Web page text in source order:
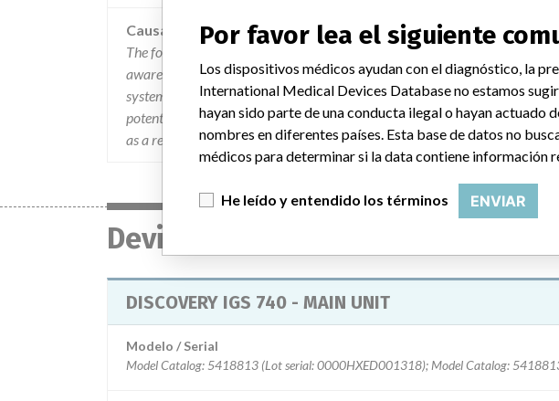
Causa
The following issue is being addressed by ge healthcare file no. fmi 12246:
aware of a potential safety issue related to a non-recoverable loss of
systems may experience multiple x-ray abort errors during a real-time
potentially happen before or during a fluoroscopic interventional
as a result of this issue.
Device
DISCOVERY IGS 740 - MAIN UNIT
Modelo / Serial
Por favor lea el siguiente
Los dispositivos médicos ayudan con el diagnóstico, la
International Medical Devices Database no estamos
hayan sido parte de una conducta ilegal o hayan
nombres en diferentes países. Esta base de datos no
médicos para determinar si la data contiene información
He leído y entendido los términos ENVIAR